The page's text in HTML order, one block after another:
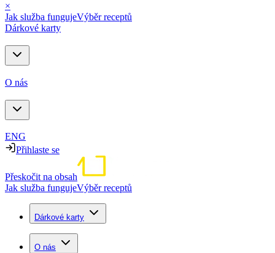
×
Jak služba fungujeVýběr receptů
Dárkové karty
O nás
ENG
Přihlaste se
Přeskočit na obsah
Jak služba fungujeVýběr receptů
Dárkové karty
O nás